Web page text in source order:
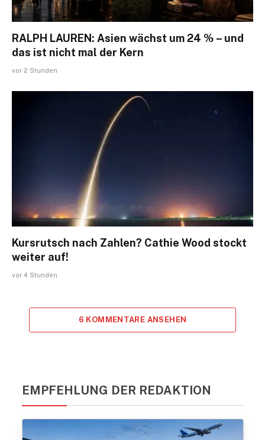
RALPH LAUREN: Asien wächst um 24 % – und
das ist nicht mal der Kern
vor 2 Stunden
Kursrutsch nach Zahlen? Cathie Wood stockt
weiter auf!
vor 4 Stunden
6 KOMMENTARE ANSEHEN
EMPFEHLUNG DER REDAKTION